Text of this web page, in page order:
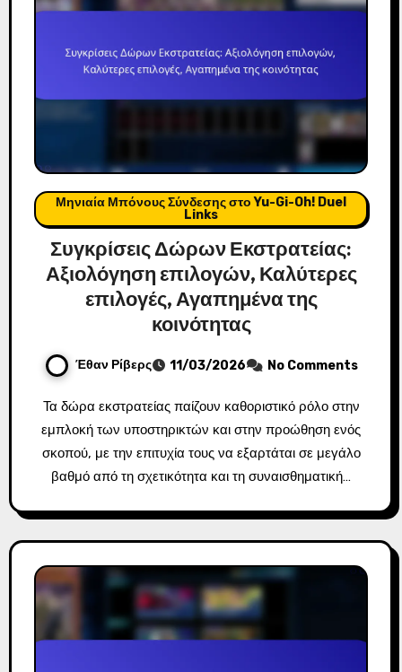
Μηνιαία Μπόνους Σύνδεσης στο Yu-Gi-Oh! Duel
Links
Συγκρίσεις Δώρων Εκστρατείας:
Αξιολόγηση επιλογών, Καλύτερες
επιλογές, Αγαπημένα της
κοινότητας
Έθαν Ρίβερς 11/03/2026 No Comments
Τα δώρα εκστρατείας παίζουν καθοριστικό ρόλο στην
εμπλοκή των υποστηρικτών και στην προώθηση ενός
σκοπού, με την επιτυχία τους να εξαρτάται σε μεγάλο
βαθμό από τη σχετικότητα και τη συναισθηματική…